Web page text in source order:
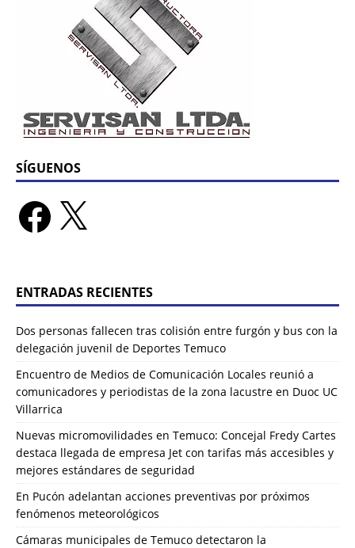
SÍGUENOS
ENTRADAS RECIENTES
Dos personas fallecen tras colisión entre furgón y bus con la
delegación juvenil de Deportes Temuco
Encuentro de Medios de Comunicación Locales reunió a
comunicadores y periodistas de la zona lacustre en Duoc UC
Villarrica
Nuevas micromovilidades en Temuco: Concejal Fredy Cartes
destaca llegada de empresa Jet con tarifas más accesibles y
mejores estándares de seguridad
En Pucón adelantan acciones preventivas por próximos
fenómenos meteorológicos
Cámaras municipales de Temuco detectaron la